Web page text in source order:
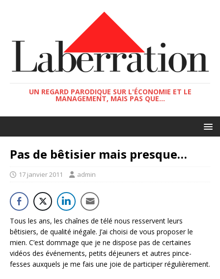
UN REGARD PARODIQUE SUR L'ÉCONOMIE ET LE
MANAGEMENT, MAIS PAS QUE...
Pas de bêtisier mais presque…
17 janvier 2011 admin
Tous les ans, les chaînes de télé nous resservent leurs
bêtisiers, de qualité inégale. J’ai choisi de vous proposer le
mien. C’est dommage que je ne dispose pas de certaines
vidéos des événements, petits déjeuners et autres pince-
fesses auxquels je me fais une joie de participer régulièrement.